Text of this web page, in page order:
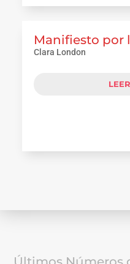
Manifiesto por
Clara London